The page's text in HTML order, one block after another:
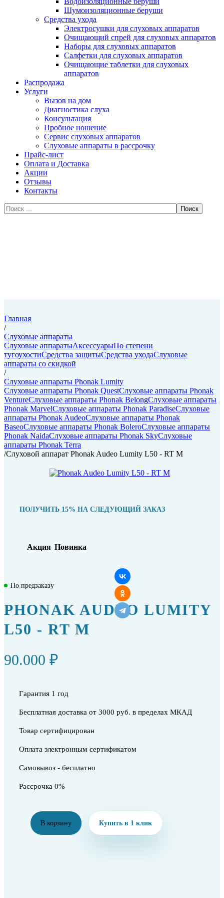
Шумоизоляционные беруши
Средства ухода
Электросушки для слуховых аппаратов
Очищающий спрей для слуховых аппаратов
Наборы для слуховых аппаратов
Салфетки для слуховых аппаратов
Очищающие таблетки для слуховых
аппаратов
Распродажа
Услуги
Вызов на дом
Диагностика слуха
Консультация
Пробное ношение
Сервис слуховых аппаратов
Слуховые аппараты в рассрочку
Прайс-лист
Оплата и Доставка
Акции
Отзывы
Контакты
Главная
/
Слуховые аппараты
Слуховые аппаратыАксессуарыПо степени
тугоухостиСредства защитыСредства уходаСлуховые
аппараты со скидкой
/
Слуховые аппараты Phonak Lumity
Слуховые аппараты Phonak QuestСлуховые аппараты Phonak
VentureСлуховые аппараты Phonak BelongСлуховые аппараты
Phonak MarvelСлуховые аппараты Phonak ParadiseСлуховые
аппараты Phonak AudeoСлуховые аппараты Phonak
BaseoСлуховые аппараты Phonak BoleroСлуховые аппараты
Phonak NaidaСлуховые аппараты Phonak SkyСлуховые
аппараты Phonak Terra
/Слуховой аппарат Phonak Audeo Lumity L50 - RT M
ПОЛУЧИТЬ 15% НА СЛЕДУЮЩИЙ ЗАКАЗ
Акция Новинка
По предзаказу
PHONAK AUDEO LUMITY
L50 - RT M
90.000 ₽
Гарантия 1 год
Бесплатная доставка от 3000 руб. в пределах МКАД
Товар сертифицирован
Оплата электронным сертификатом
Самовывоз - бесплатно
Рассрочка 0%
В корзину Купить в 1 клик